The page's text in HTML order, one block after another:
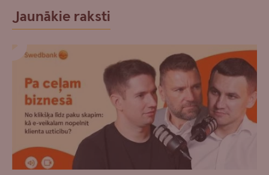
Jaunākie raksti